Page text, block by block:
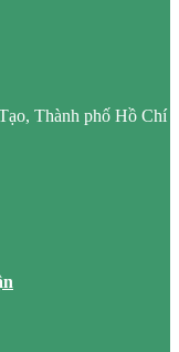
Thành phố Hồ Chí